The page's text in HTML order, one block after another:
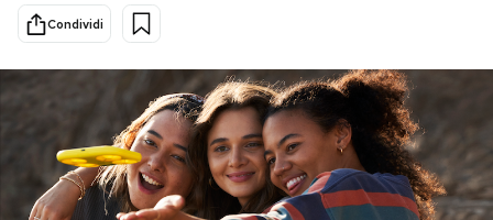
Economia
PODCAST
Condividi